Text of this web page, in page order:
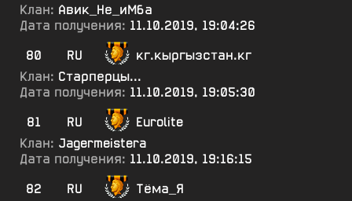
Клан: Авик_Не_иМба
Дата получения: 11.10.2019, 19:04:26
80
RU
кг.кыргызстан.кг
Клан: Старперцы...
Дата получения: 11.10.2019, 19:05:30
81
RU
Eurolite
Клан: Jagermeistera
Дата получения: 11.10.2019, 19:16:15
82
RU
Тёма_Я